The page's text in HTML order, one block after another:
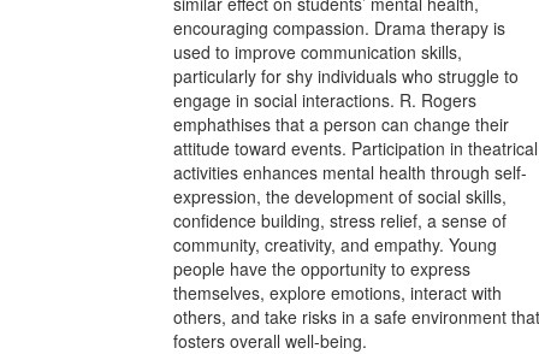
encouraging compassion. Drama therapy is
used to improve communication skills,
particularly for shy individuals who struggle to
engage in social interactions. R. Rogers
emphathises that a person can change their
attitude toward events. Participation in theatrical
activities enhances mental health through self-
expression, the development of social skills,
confidence building, stress relief, a sense of
community, creativity, and empathy. Young
people have the opportunity to express
themselves, explore emotions, interact with
others, and take risks in a safe environment that
fosters overall well-being.